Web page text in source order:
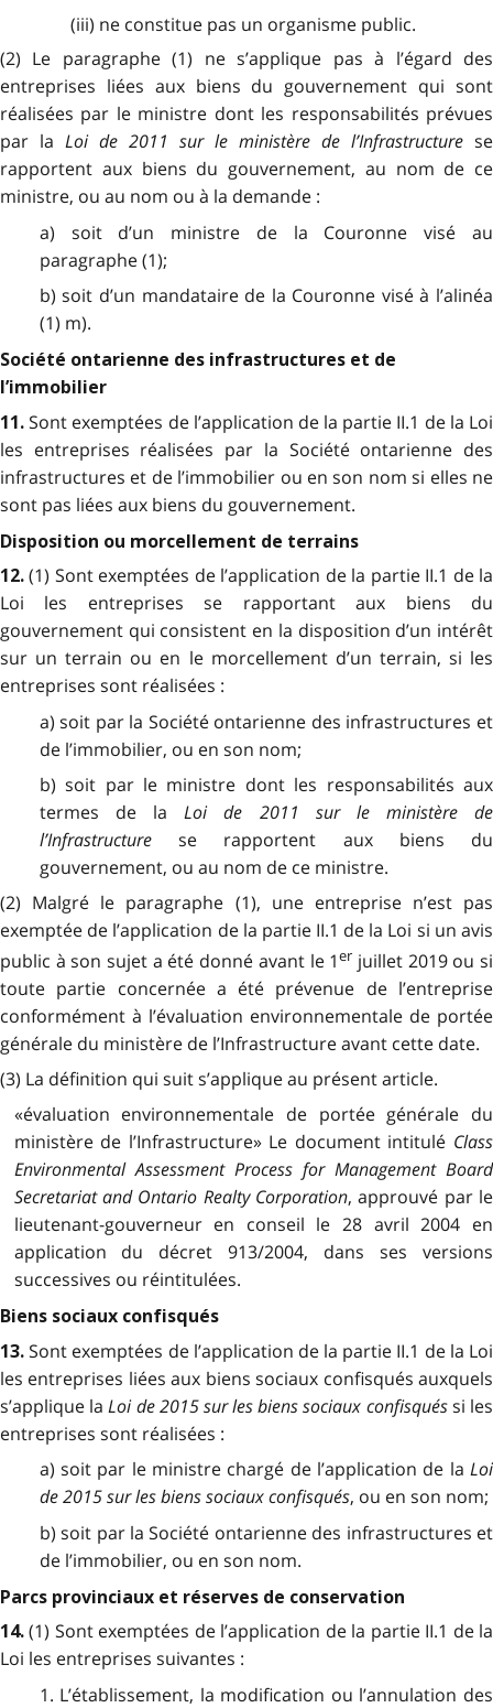
(iii) ne constitue pas un organisme public.
(2) Le paragraphe (1) ne s’applique pas à l’égard des
entreprises liées aux biens du gouvernement qui sont
réalisées par le ministre dont les responsabilités prévues
par la Loi de 2011 sur le ministère de l’Infrastructure se
rapportent aux biens du gouvernement, au nom de ce
ministre, ou au nom ou à la demande :
a) soit d’un ministre de la Couronne visé au
paragraphe (1);
b) soit d’un mandataire de la Couronne visé à l’alinéa
(1) m).
Société ontarienne des infrastructures et de
l’immobilier
11.Sont exemptées de l’application de la partie II.1 de la Loi
les entreprises réalisées par la Société ontarienne des
infrastructures et de l’immobilier ou en son nom si elles ne
sont pas liées aux biens du gouvernement.
Disposition ou morcellement de terrains
12.(1) Sont exemptées de l’application de la partie II.1 de la
Loi les entreprises se rapportant aux biens du
gouvernement qui consistent en la disposition d’un intérêt
sur un terrain ou en le morcellement d’un terrain, si les
entreprises sont réalisées :
a) soit par la Société ontarienne des infrastructures et
de l’immobilier, ou en son nom;
b) soit par le ministre dont les responsabilités aux
termes de laLoi de 2011 sur le ministère de
l’Infrastructurese rapportent aux biens du
gouvernement, ou au nom de ce ministre.
(2) Malgré le paragraphe (1), une entreprise n’est pas
exemptée de l’application de la partie II.1 de la Loi si un avis
public à son sujet a été donné avant le 1er juillet 2019 ou si
toute partie concernée a été prévenue de l’entreprise
conformément à l’évaluation environnementale de portée
générale du ministère de l’Infrastructure avant cette date.
(3) La définition qui suit s’applique au présent article.
«évaluation environnementale de portée générale du
ministère de l’Infrastructure» Le document intitulé Class
Environmental Assessment Process for Management Board
Secretariat and Ontario Realty Corporation, approuvé par le
lieutenant-gouverneur en conseil le 28 avril 2004 en
application du décret 913/2004, dans ses versions
successives ou réintitulées.
Biens sociaux confisqués
13.Sont exemptées de l’application de la partie II.1 de la Loi
les entreprises liées aux biens sociaux confisqués auxquels
s’applique laLoi de 2015 sur les biens sociaux confisquéssi les
entreprises sont réalisées :
a) soit par le ministre chargé de l’application de la Loi
de 2015 sur les biens sociaux confisqués, ou en son nom;
b) soit par la Société ontarienne des infrastructures et
de l’immobilier, ou en son nom.
Parcs provinciaux et réserves de conservation
14.(1) Sont exemptées de l’application de la partie II.1 de la
Loi les entreprises suivantes :
1. L’établissement, la modification ou l’annulation des